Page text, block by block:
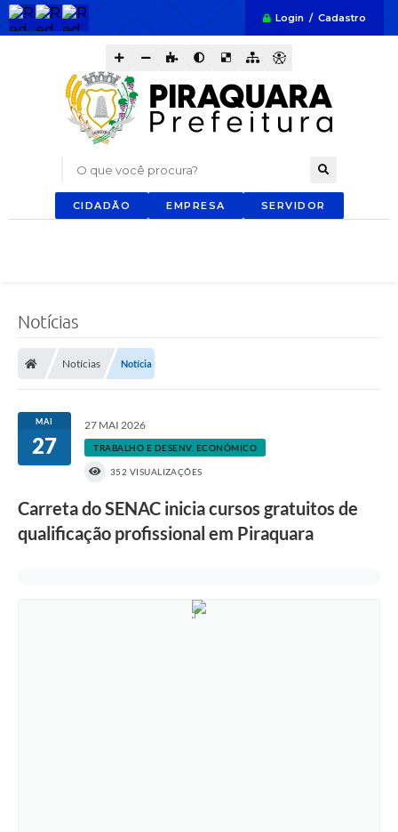
Login / Cadastro
O que você procura?
CIDADÃO EMPRESA SERVIDOR
Notícias
Notícias Notícia
MAI
27
27 MAI 2026
TRABALHO E DESENV. ECONÔMICO
352 VISUALIZAÇÕES
Carreta do SENAC inicia cursos gratuitos de
qualificação profissional em Piraquara